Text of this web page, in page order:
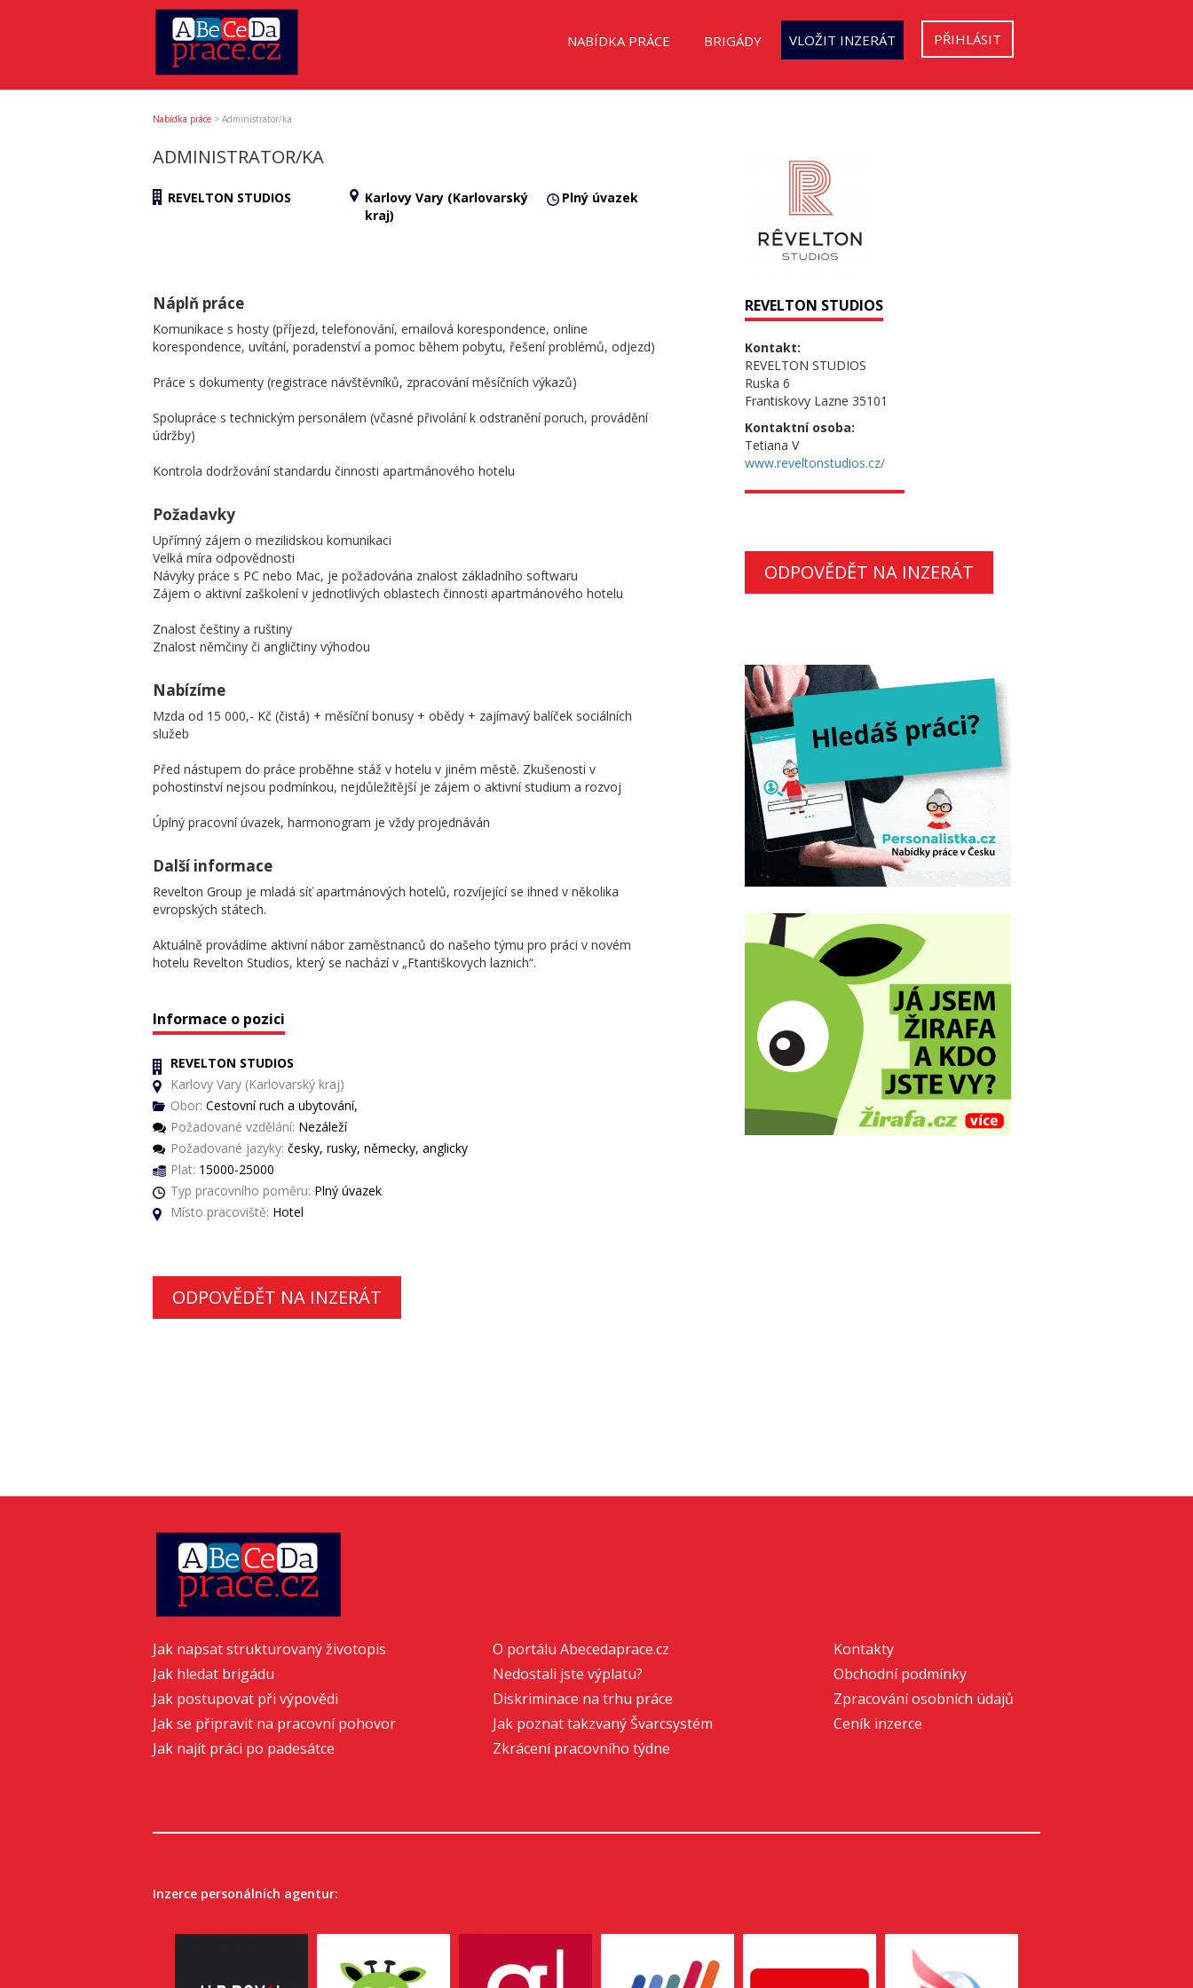
NABÍDKA PRÁCE BRIGÁDY VLOŽIT INZERÁT PŘIHLÁSIT
Nabídka práce > Administrator/ka
ADMINISTRATOR/KA
REVELTON STUDIOS
Karlovy Vary (Karlovarský
kraj)
Plný úvazek
Náplň práce
Komunikace s hosty (příjezd, telefonování, emailová korespondence, online
korespondence, uvítání, poradenství a pomoc během pobytu, řešení problémů, odjezd)
Práce s dokumenty (registrace návštěvníků, zpracování měsíčních výkazů)
Spolupráce s technickým personálem (včasné přivolání k odstranění poruch, provádění
údržby)
Kontrola dodržování standardu činnosti apartmánového hotelu
Požadavky
Upřímný zájem o mezilidskou komunikaci
Velká míra odpovědnosti
Návyky práce s PC nebo Mac, je požadována znalost základního softwaru
Zájem o aktivní zaškolení v jednotlivých oblastech činnosti apartmánového hotelu
Znalost češtiny a ruštiny
Znalost němčiny či angličtiny výhodou
Nabízíme
Mzda od 15 000,- Kč (čistá) + měsíční bonusy + obědy + zajímavý balíček sociálních
služeb
Před nástupem do práce proběhne stáž v hotelu v jiném městě. Zkušenosti v
pohostinství nejsou podmínkou, nejdůležitější je zájem o aktivní studium a rozvoj
Úplný pracovní úvazek, harmonogram je vždy projednáván
Další informace
Revelton Group je mladá síť apartmánových hotelů, rozvíjející se ihned v několika
evropských státech.
Aktuálně provádíme aktivní nábor zaměstnanců do našeho týmu pro práci v novém
hotelu Revelton Studios, který se nachází v „Ftantiškovych laznich“.
Informace o pozici
REVELTON STUDIOS
Karlovy Vary (Karlovarský kraj)
Obor: Cestovní ruch a ubytování,
Požadované vzdělání: Nezáleží
Požadované jazyky: česky, rusky, německy, anglicky
Plat: 15000-25000
Typ pracovního poměru: Plný úvazek
Místo pracoviště: Hotel
ODPOVĚDĚT NA INZERÁT
REVELTON STUDIOS
Kontakt:
REVELTON STUDIOS
Ruska 6
Frantiskovy Lazne 35101
Kontaktní osoba:
Tetiana V
www.reveltonstudios.cz/
ODPOVĚDĚT NA INZERÁT
Jak napsat strukturovaný životopis
Jak hledat brigádu
Jak postupovat při výpovědi
Jak se připravit na pracovní pohovor
Jak najít práci po padesátce
O portálu Abecedaprace.cz
Nedostali jste výplatu?
Diskriminace na trhu práce
Jak poznat takzvaný Švarcsystém
Zkrácení pracovního týdne
Kontakty
Obchodní podmínky
Zpracování osobních údajů
Ceník inzerce
Inzerce personálních agentur: